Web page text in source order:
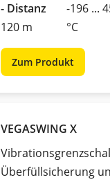
- Distanz
120 m
-196 ...
°C
Zum Produkt
VEGASWING X
Überfüllsicherung